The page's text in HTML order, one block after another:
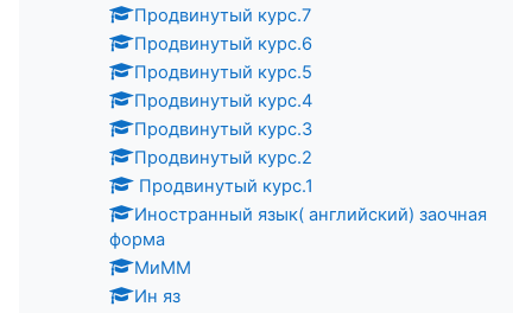
Продвинутый курс.7
Продвинутый курс.6
Продвинутый курс.5
Продвинутый курс.4
Продвинутый курс.3
Продвинутый курс.2
Продвинутый курс.1
Иностранный язык( английский) заочная
форма
МиММ
Ин яз